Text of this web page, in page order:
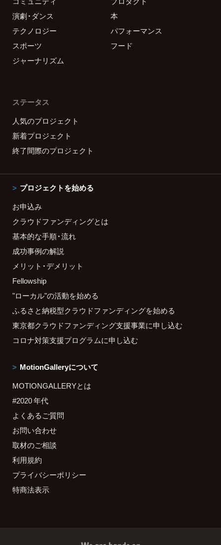
演劇・ダンス
本
テクノロジー
パフォーマンス
スポーツ
フード
ジャーナリズム
ステータス
人気のプロジェクト
新着プロジェクト
終了間際のプロジェクト
プロジェクトを始める
お申込み
クラウドファンディングとは
基本的な手順・流れ
成功事例の解説
メリット・デメリット
Fellowship
"ローカル"の活動を始める
ふるさと納税型クラウドファンディングを始める
東京都クラウドファンディング支援事業に申し込む
コロナ対策支援プログラムに申し込む
MotionGalleryについて
MOTIONGALLERYとは
#2020 年代
よくあるご質問
お問い合わせ
取材のご相談
利用規約
プライバシーポリシー
特商法表示